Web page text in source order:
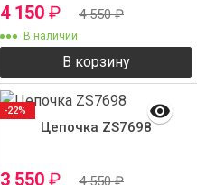
4 150 ₽ 4 550₽
В наличии
В корзину
Цепочка ZS7698
3 550 ₽ 4 550₽
-22%